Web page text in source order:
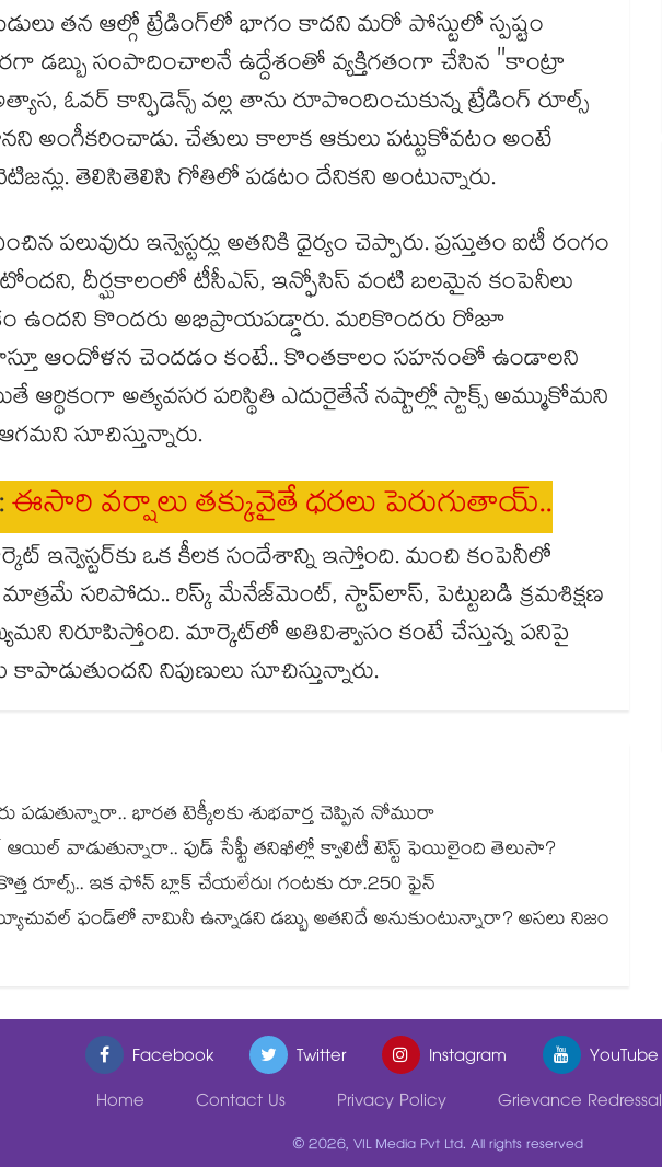
తన ఆల్గో ట్రేడింగ్‌లో భాగం కాదని మరో పోస్టులో స్పష్టం
డబ్బు సంపాదించాలనే ఉద్దేశంతో వ్యక్తిగతంగా చేసిన "కాంట్రా
ఓవర్ కాన్ఫిడెన్స్ వల్ల తాను రూపొందించుకున్న ట్రేడింగ్ రూల్స్
అంగీకరించాడు. చేతులు కాలాక ఆకులు పట్టుకోవటం అంటే
తెలిసితెలిసి గోతిలో పడటం దేనికని అంటున్నారు.
పలువురు ఇన్వెస్టర్లు అతనికి ధైర్యం చెప్పారు. ప్రస్తుతం ఐటీ రంగం
దీర్ఘకాలంలో టీసీఎస్, ఇన్ఫోసిస్ వంటి బలమైన కంపెనీలు
ఉందని కొందరు అభిప్రాయపడ్డారు. మరికొందరు రోజూ
ఆందోళన చెందడం కంటే.. కొంతకాలం సహనంతో ఉండాలని
అత్యవసర పరిస్థితి ఎదురైతేనే నష్టాల్లో స్టాక్స్ అమ్ముకోమని
సూచిస్తున్నారు.
ఈసారి వర్షాలు తక్కువైతే ధరలు పెరుగుతాయ్..
ఇన్వెస్టర్‌కు ఒక కీలక సందేశాన్ని ఇస్తోంది. మంచి కంపెనీలో
మాత్రమే సరిపోదు.. రిస్క్ మేనేజ్‌మెంట్, స్టాప్‌లాస్, పెట్టుబడి క్రమశిక్షణ
నిరూపిస్తోంది. మార్కెట్‌లో అతివిశ్వాసం కంటే చేస్తున్న పనిపై
నిపుణులు సూచిస్తున్నారు.
పడుతున్నారా.. భారత టెక్కీలకు శుభవార్త చెప్పిన నోమురా
ఆయిల్ వాడుతున్నారా.. ఫుడ్ సేఫ్టీ తనిఖీల్లో క్వాలిటీ టెస్ట్ ఫెయిలైంది తెలుసా?
రూల్స్.. ఇక ఫోన్ బ్లాక్ చేయలేరు! గంటకు రూ.250 ఫైన్
ఫండ్‌లో నామినీ ఉన్నాడని డబ్బు అతనిదే అనుకుంటున్నారా? అసలు నిజం
Facebook Twitter Instagram YouTube
Home
Contact Us Privacy Policy Grievance Redressal
© 2026, VIL Media Pvt Ltd. All rights reserved